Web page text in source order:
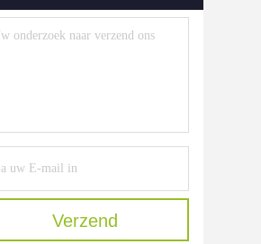
Verzend